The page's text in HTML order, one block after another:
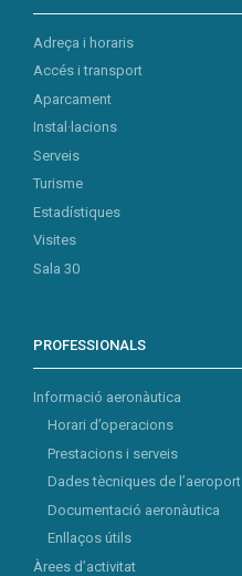
Adreça i horaris
Accés i transport
Aparcament
Instal·lacions
Serveis
Turisme
Estadístiques
Visites
Sala 30
PROFESSIONALS
Informació aeronàutica
Horari d’operacions
Prestacions i serveis
Dades tècniques de l’aeroport
Documentació aeronàutica
Enllaços útils
Àrees d’activitat